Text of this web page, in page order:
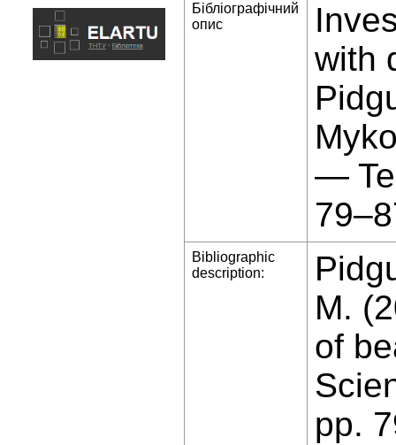
Бібліографічний
опис
with
—
Bibliographic
description:
M.
of
pp.